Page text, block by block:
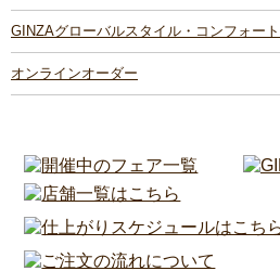
GINZAグローバルスタイル・コンフォー
オンラインオーダー